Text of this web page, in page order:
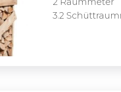
2 Raummeter
3.2